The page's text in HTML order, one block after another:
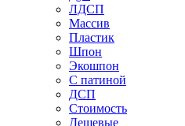
ЛДСП
Массив
Пластик
Шпон
Экошпон
С патиной
ДСП
Стоимость
Дешевые